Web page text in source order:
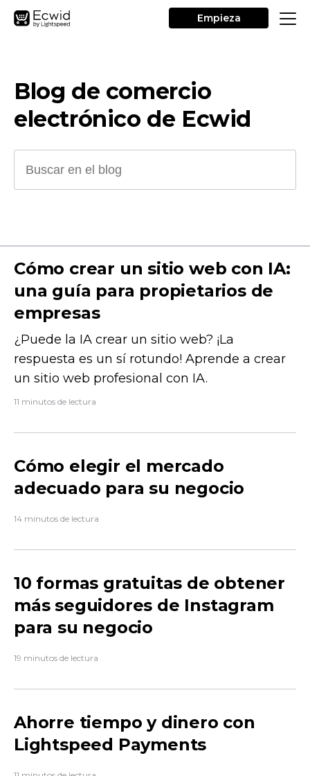
Empieza
Blog de comercio
electrónico de Ecwid
Cómo crear un sitio web con IA:
una guía para propietarios de
empresas
¿Puede la IA crear un sitio web? ¡La
respuesta es un sí rotundo! Aprende a crear
un sitio web profesional con IA.
11 minutos de lectura
Cómo elegir el mercado
adecuado para su negocio
14 minutos de lectura
10 formas gratuitas de obtener
más seguidores de Instagram
para su negocio
19 minutos de lectura
Ahorre tiempo y dinero con
Lightspeed Payments